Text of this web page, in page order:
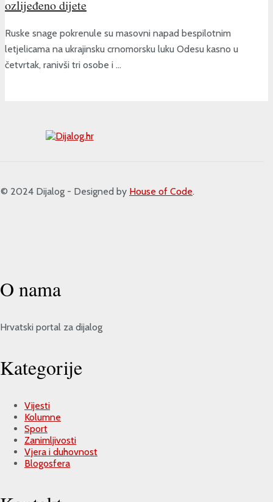
ozlijeđeno dijete
Ruske snage pokrenule su masovni napad bespilotnim
letjelicama na ukrajinsku crnomorsku luku Odesu kasno u
četvrtak, ranivši tri osobe i ...
Dijalog - Designed by House of Code.
O nama
Hrvatski portal za dijalog
Kategorije
Vijesti
Kolumne
Sport
Zanimljivosti
Vjera i duhovnost
Blogosfera